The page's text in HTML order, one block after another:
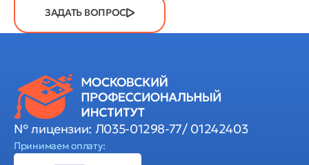
ЗАДАТЬ ВОПРОС
№ лицензии: Л035-01298-77/ 01242403
Принимаем оплату: